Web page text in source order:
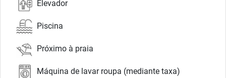
Elevador
Piscina
Próximo à praia
Máquina de lavar roupa (mediante taxa)